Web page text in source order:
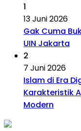
1
13 Juni 2026
Gak Cuma
UIN Jakarta
2
7 Juni 2026
Islam di Era
Karakteristik
Modern